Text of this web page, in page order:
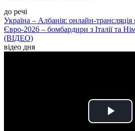
до речі
Україна – Албанія: онлайн-трансляція
Євро-2026 – бомбардири з Італії та
(ВІДЕО)
відео дня
Play